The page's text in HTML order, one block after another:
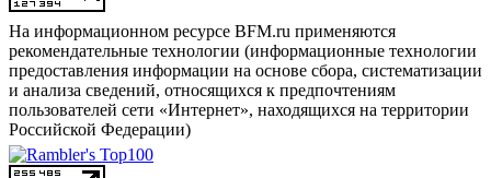
На информационном ресурсе BFM.ru применяются
рекомендательные технологии (информационные технологии
предоставления информации на основе сбора, систематизации
и анализа сведений, относящихся к предпочтениям
пользователей сети «Интернет», находящихся на территории
Российской Федерации)